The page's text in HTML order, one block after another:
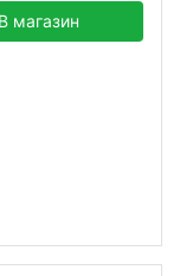
В магазин